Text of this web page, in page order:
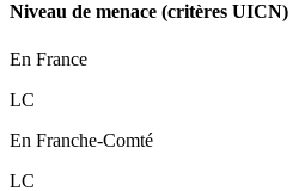
Niveau de menace (critères UICN)
En France
LC
En Franche-Comté
LC